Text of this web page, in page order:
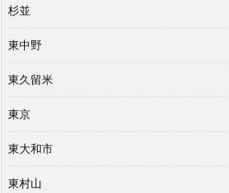
杉並
東中野
東久留米
東京
東大和市
東村山